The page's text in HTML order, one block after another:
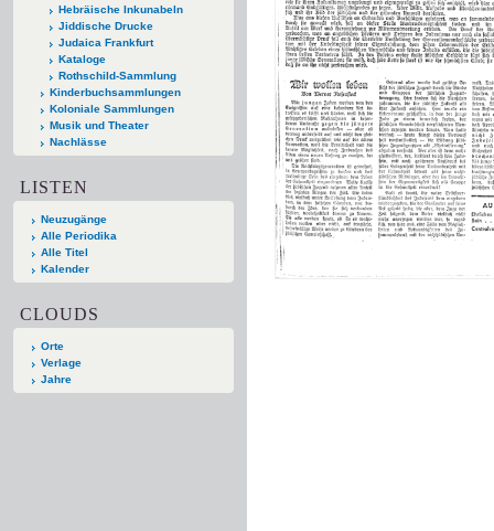
Hebräische Inkunabeln
Jiddische Drucke
Judaica Frankfurt
Kataloge
Rothschild-Sammlung
Kinderbuchsammlungen
Koloniale Sammlungen
Musik und Theater
Nachlässe
LISTEN
Neuzugänge
Alle Periodika
Alle Titel
Kalender
CLOUDS
Orte
Verlage
Jahre